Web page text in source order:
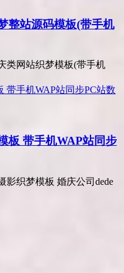
整站源码模板(带手机
网站织梦模板(带手机
板 带手机WAP站同步
织梦模板 婚庆公司dede